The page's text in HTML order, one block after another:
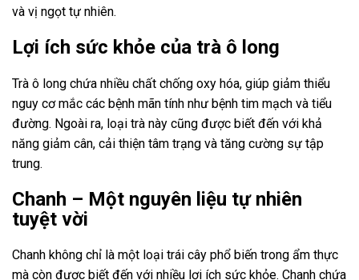
và vị ngọt tự nhiên.
Lợi ích sức khỏe của trà ô long
Trà ô long chứa nhiều chất chống oxy hóa, giúp giảm thiểu
nguy cơ mắc các bệnh mãn tính như bệnh tim mạch và tiểu
đường. Ngoài ra, loại trà này cũng được biết đến với khả
năng giảm cân, cải thiện tâm trạng và tăng cường sự tập
trung.
Chanh – Một nguyên liệu tự nhiên
tuyệt vời
Chanh không chỉ là một loại trái cây phổ biến trong ẩm thực
mà còn được biết đến với nhiều lợi ích sức khỏe. Chanh chứa